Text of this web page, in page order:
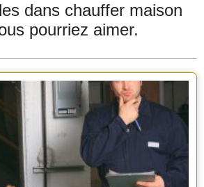
dans chauffer maison
pourriez aimer.